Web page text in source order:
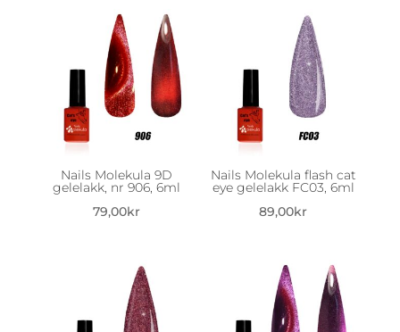
Nails Molekula 9D
gelelakk, nr 906, 6ml
79,00kr
Nails Molekula flash cat
eye gelelakk FC03, 6ml
89,00kr